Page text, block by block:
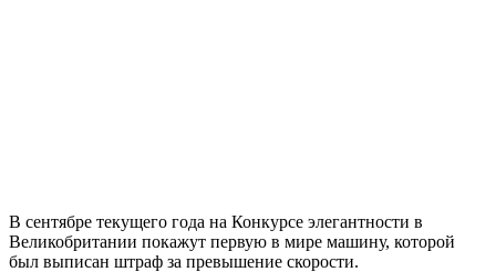
В сентябре текущего года на Конкурсе элегантности в
Великобритании покажут первую в мире машину, которой
был выписан штраф за превышение скорости.